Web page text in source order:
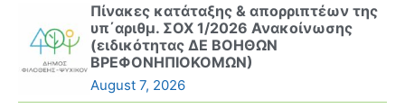
Πίνακες κατάταξης & απορριπτέων της
υπ΄αριθμ. ΣΟΧ 1/2026 Ανακοίνωσης
(ειδικότητας ΔΕ ΒΟΗΘΩΝ
ΒΡΕΦΟΝΗΠΙΟΚΟΜΩΝ)
August 7, 2026